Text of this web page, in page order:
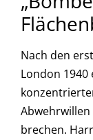
Nach den
London 1940
brechen.